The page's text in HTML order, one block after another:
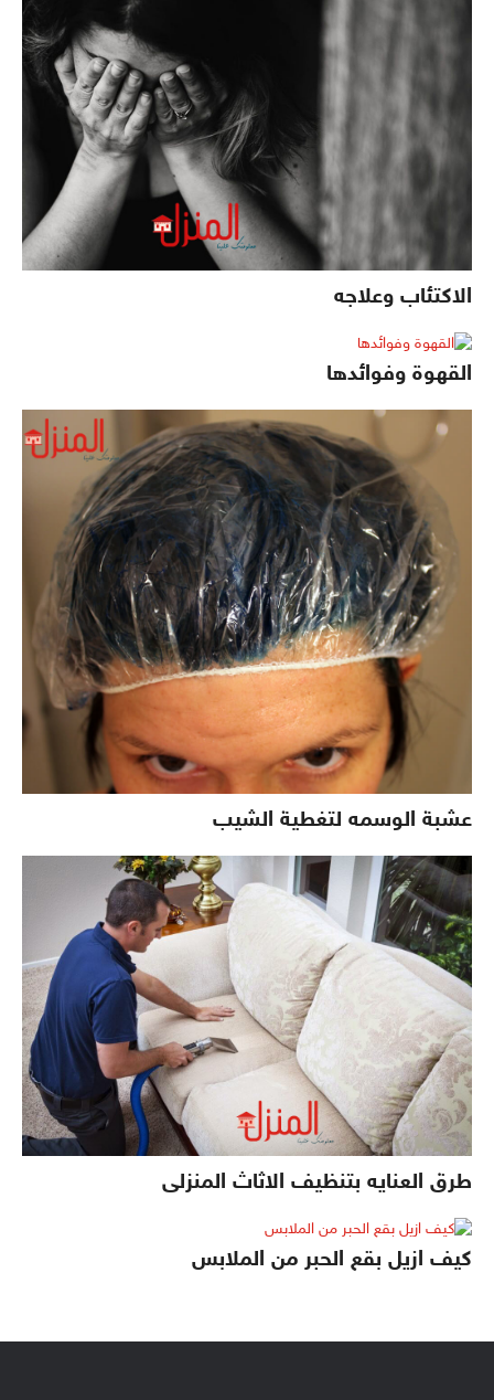
الاكتئاب وعلاجه
القهوة وفوائدها
عشبة الوسمه لتغطية الشيب
طرق العنايه بتنظيف الاثاث المنزلى
كيف ازيل بقع الحبر من الملابس